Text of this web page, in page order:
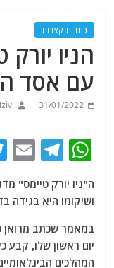
כתבות קצרות
הניו
עם אסד
31/01/2022
W
at
s
A
T
e
g
ra
E
l
ה"ניו יורק טיימס"
ושיקומו היא בגידה
במאמר שכתב מרואן
יום ראשון שלו, קבע
המהלכים